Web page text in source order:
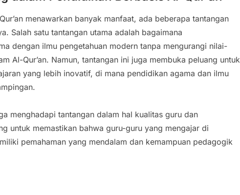
menawarkan banyak manfaat, ada beberapa tantangan
Salah satu tantangan utama adalah bagaimana
dengan ilmu pengetahuan modern tanpa mengurangi nilai-
Al-Qur’an. Namun, tantangan ini juga membuka peluang untuk
yang lebih inovatif, di mana pendidikan agama dan ilmu
menghadapi tantangan dalam hal kualitas guru dan
untuk memastikan bahwa guru-guru yang mengajar di
pemahaman yang mendalam dan kemampuan pedagogik